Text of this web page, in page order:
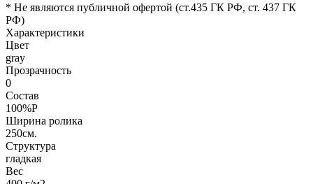
* Не являются публичной офертой (ст.435 ГК РФ, cт. 437 ГК
РФ)
Характеристики
Цвет
gray
Прозрачность
0
Состав
100%P
Ширина ролика
250см.
Структура
гладкая
Вес